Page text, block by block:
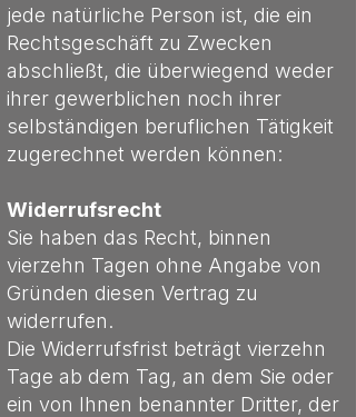
jede natürliche Person ist, die ein
Rechtsgeschäft zu Zwecken
abschließt, die überwiegend weder
ihrer gewerblichen noch ihrer
selbständigen beruflichen Tätigkeit
zugerechnet werden können:
Widerrufsrecht
Sie haben das Recht, binnen
vierzehn Tagen ohne Angabe von
Gründen diesen Vertrag zu
widerrufen.
Die Widerrufsfrist beträgt vierzehn
Tage ab dem Tag, an dem Sie oder
ein von Ihnen benannter Dritter, der